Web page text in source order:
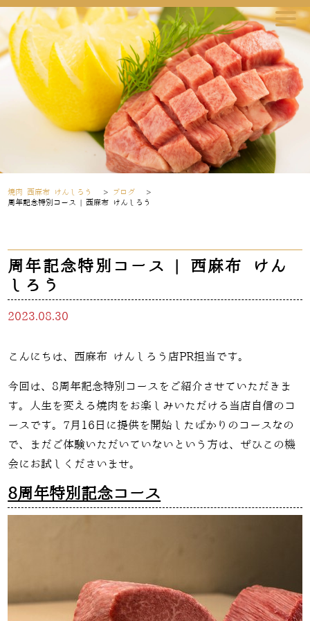
焼肉 西麻布 けんしろう > ブログ
>
周年記念特別コース | 西麻布 けんしろう
周年記念特別コース | 西麻布 けん
しろう
2023.08.30
こんにちは、西麻布 けんしろう店PR担当です。
今回は、 8周年記念特別コースをご紹介させていただきま
す。人生を変える焼肉をお楽しみいただける当店自信のコ
ースです。 7月 16 日に提供を開始したばかりのコースなの
で、まだご体験いただいていないという方は、ぜひこの機
会にお試しくださいませ。
8周年特別記念コース